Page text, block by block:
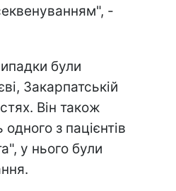
-
були
Закарпатській
Він також
з пацієнтів
у нього були